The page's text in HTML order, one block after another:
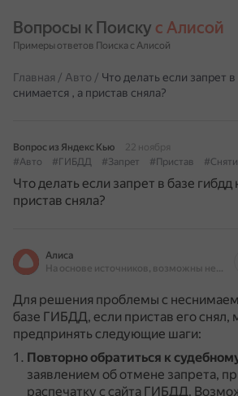
Вопросы к Поиску с Алисой
Примеры ответов Поиска с Алисой
Главная / Авто / Что делать если запрет
снимается , а пристав сняла?
Вопрос из Яндекс Кью
22 ноября
#Авто
#ГИБДД #Запрет #Пристав
Что делать если запрет в базе гибдд
пристав сняла?
Алиса
На основе источников, возможны неточности
Для решения проблемы с
базе ГИБДД, если пристав его снял,
предпринять следующие шаги:
Повторно обратиться к
заявлением об отмене запрета,
распечатку с сайта ГИБДД.